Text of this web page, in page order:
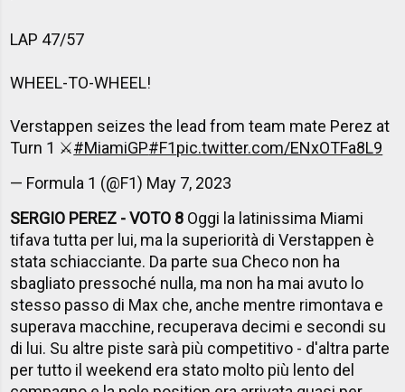
LAP 47/57
WHEEL-TO-WHEEL!
Verstappen seizes the lead from team mate Perez at
Turn 1 ⚔️#MiamiGP#F1pic.twitter.com/ENxOTFa8L9
— Formula 1 (@F1) May 7, 2023
SERGIO PEREZ - VOTO 8 Oggi la latinissima Miami
tifava tutta per lui, ma la superiorità di Verstappen è
stata schiacciante. Da parte sua Checo non ha
sbagliato pressoché nulla, ma non ha mai avuto lo
stesso passo di Max che, anche mentre rimontava e
superava macchine, recuperava decimi e secondi su
di lui. Su altre piste sarà più competitivo - d'altra parte
per tutto il weekend era stato molto più lento del